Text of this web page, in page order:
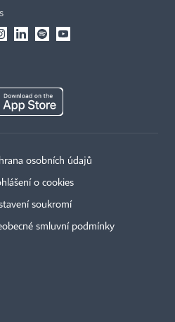
osobních údajů
o cookies
soukromí
smluvní podmínky